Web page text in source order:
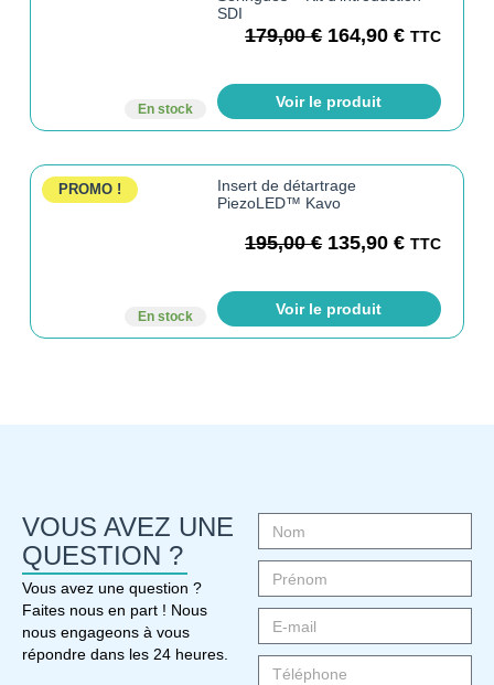
En stock
SDI
179,00€ 164,90€ TTC
Voir le produit
PROMO !
En stock
Insert de détartrage
PiezoLED™ Kavo
195,00€ 135,90€ TTC
Voir le produit
VOUS AVEZ UNE
QUESTION ?
Vous avez une question ?
Faites nous en part ! Nous
nous engageons à vous
répondre dans les 24 heures.